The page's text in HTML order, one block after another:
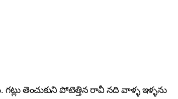
తెంచుకుని పోటెత్తిన రావీ నది వాళ్ళ ఇళ్ళను